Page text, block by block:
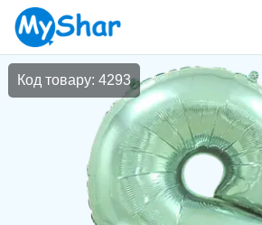
Код товару: 4293